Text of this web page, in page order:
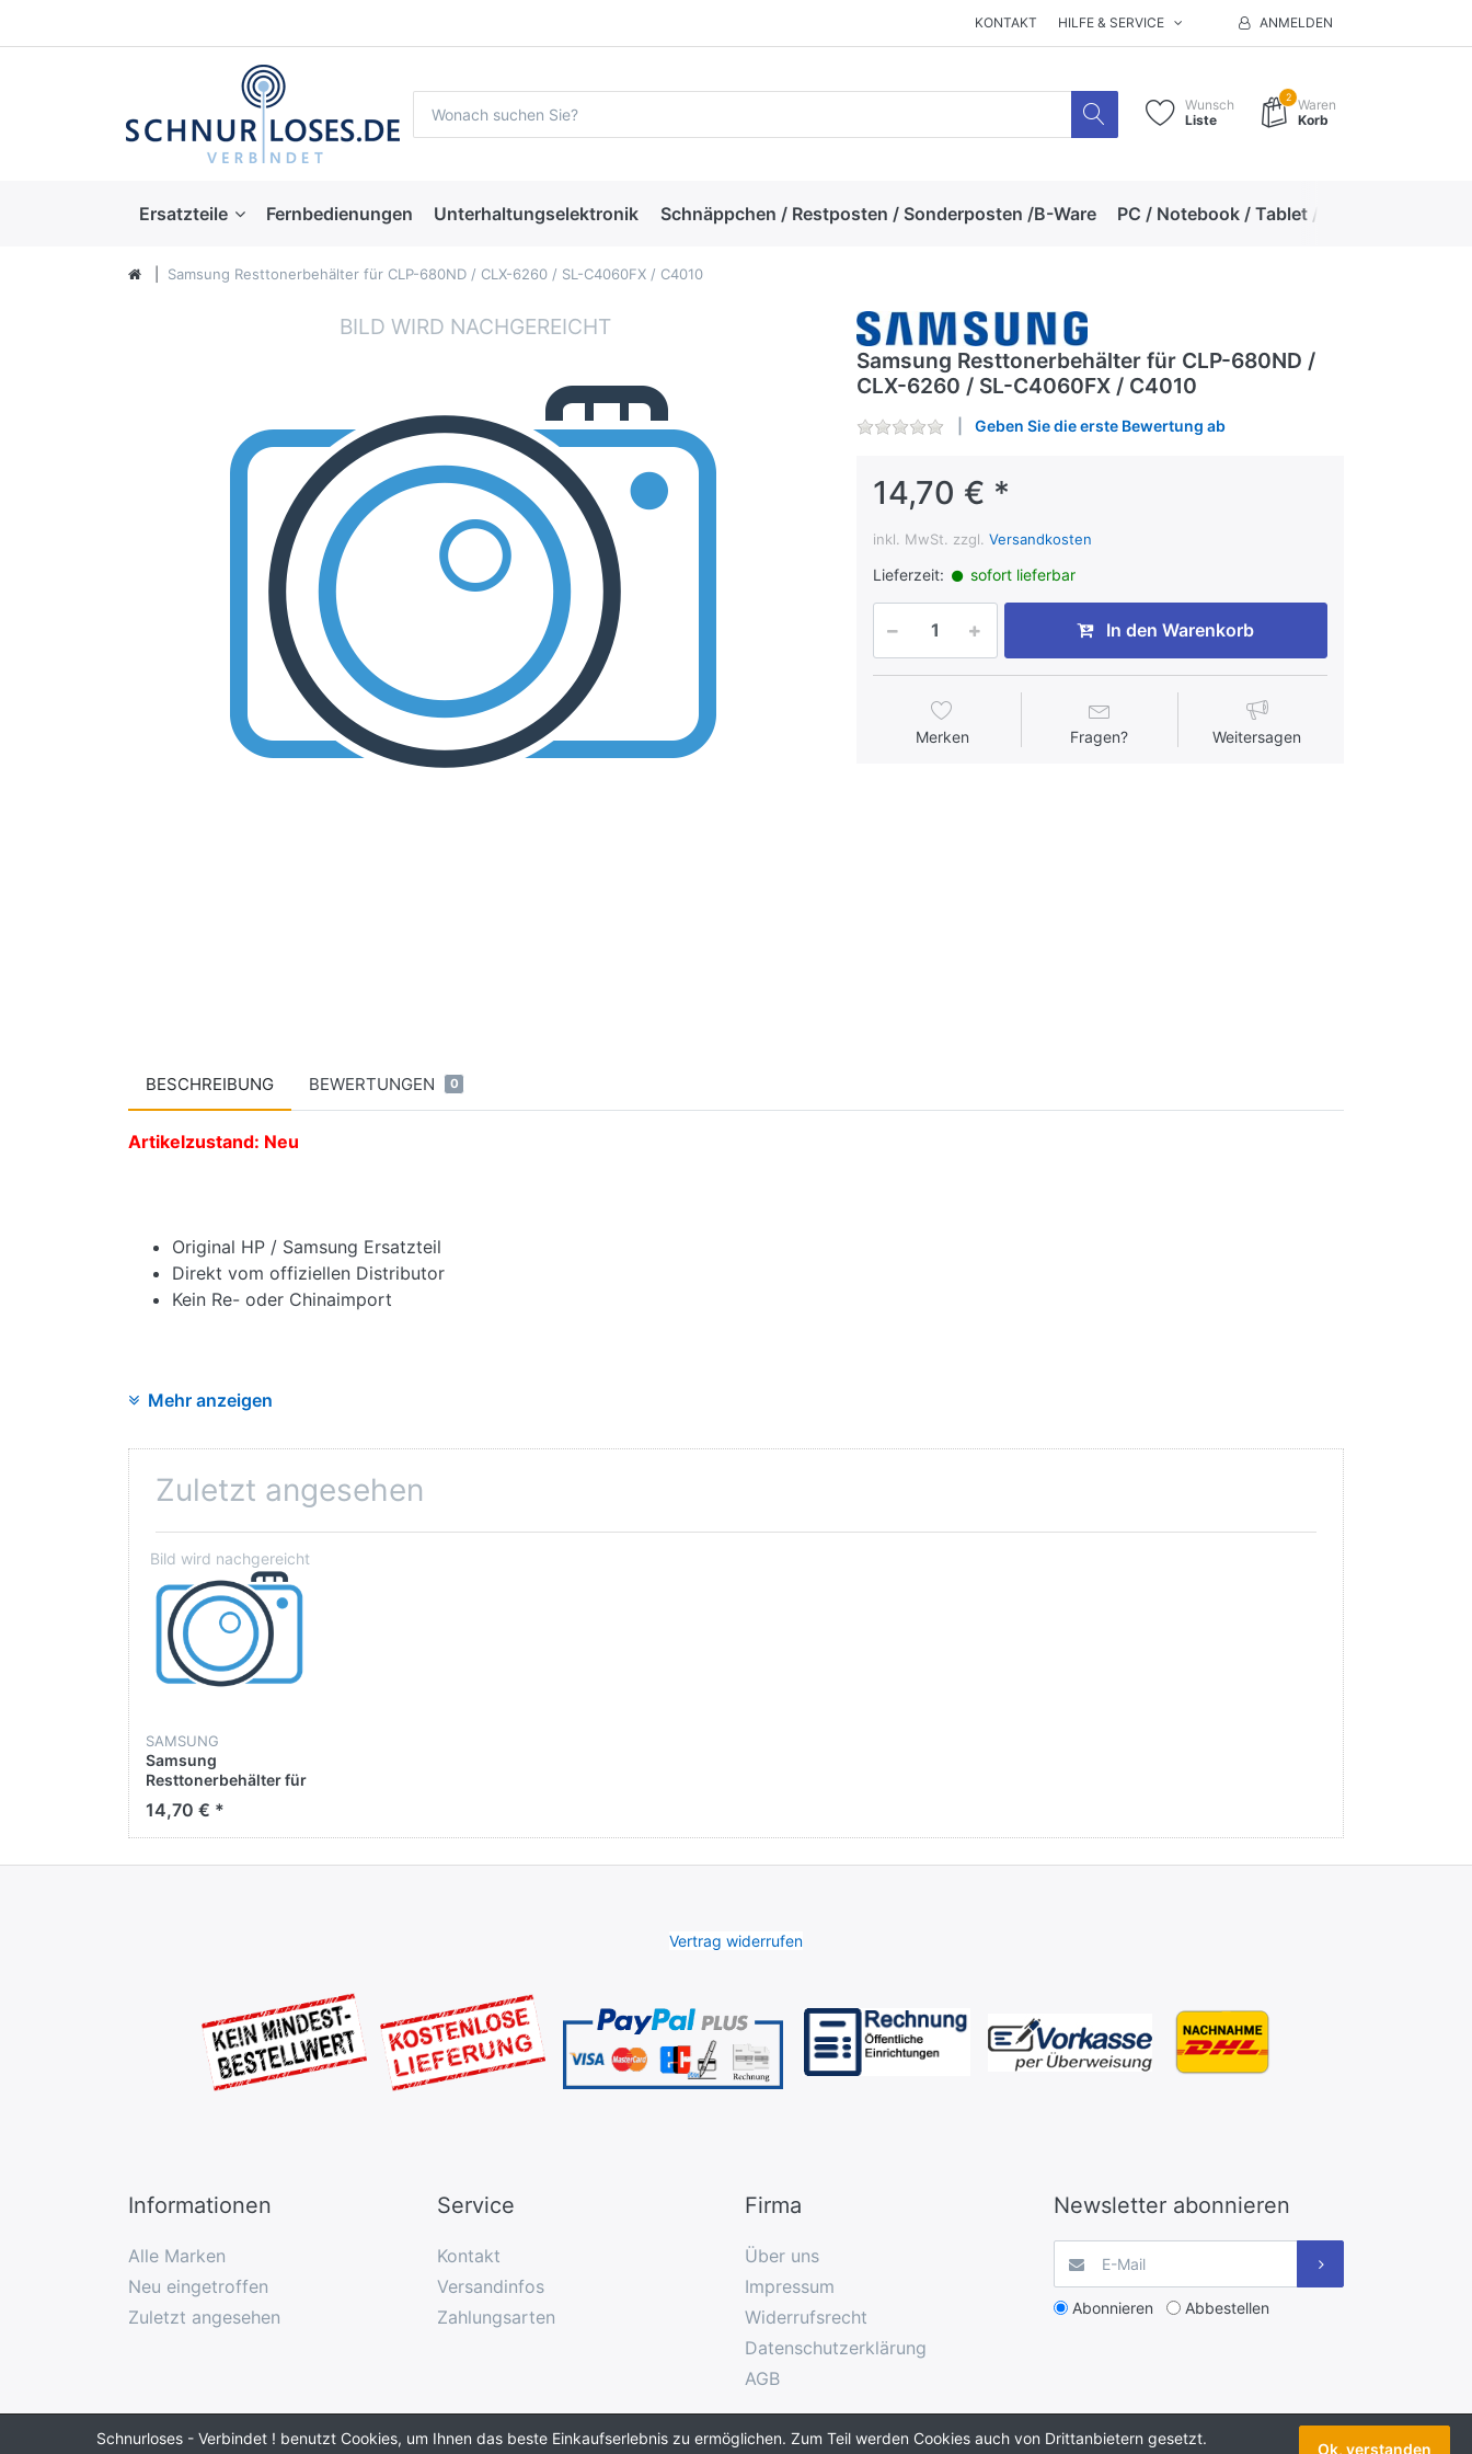
KONTAKT HILFE & SERVICE ANMELDEN
Wunsch
Liste
2 Waren
Korb
Ersatzteile Fernbedienungen Unterhaltungselektronik Schnäppchen / Restposten / Sonderposten /B-Ware PC / Notebook / Tablet / Zubehör
Samsung Resttonerbehälter für CLP-680ND / CLX-6260 / SL-C4060FX / C4010
Samsung Resttonerbehälter für CLP-680ND /
CLX-6260 / SL-C4060FX / C4010
Geben Sie die erste Bewertung ab
14,70 € *
inkl. MwSt. zzgl. Versandkosten
Lieferzeit: sofort lieferbar
In den Warenkorb
Merken Fragen? Weitersagen
BESCHREIBUNG BEWERTUNGEN 0
Artikelzustand: Neu
Original HP / Samsung Ersatzteil
Direkt vom offiziellen Distributor
Kein Re- oder Chinaimport
Hersteller:
HP Deutschland GmbH
Herrenberger Straße 140
D - 71034
Böblingen
HPparts.sales.emea@hp.com
https://support.hp.com/de-de/
Mehr anzeigen
Zuletzt angesehen
SAMSUNG
Samsung
Resttonerbehälter für
CLP-680ND / CLX-
6260 / SL-C4060FX /
C4010
14,70 € *
Vertrag widerrufen
Informationen
Alle Marken
Neu eingetroffen
Zuletzt angesehen
Service
Kontakt
Versandinfos
Zahlungsarten
Firma
Über uns
Impressum
Widerrufsrecht
Datenschutzerklärung
AGB
Newsletter abonnieren
Abonnieren Abbestellen
Schnurloses - Verbindet ! benutzt Cookies, um Ihnen das beste Einkaufserlebnis zu ermöglichen. Zum Teil werden Cookies auch von Drittanbietern gesetzt.
Ok, verstanden